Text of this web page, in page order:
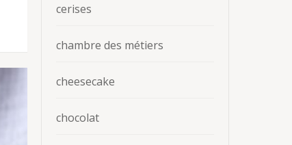
cerises
chambre des métiers
cheesecake
chocolat